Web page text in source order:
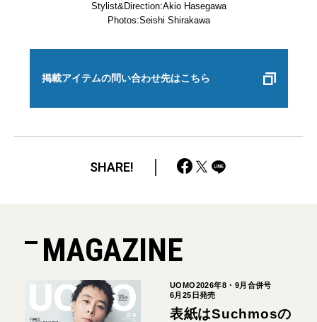
Stylist&Direction:Akio Hasegawa
Photos:Seishi Shirakawa
掲載アイテムの問い合わせ先はこちら
SHARE!
MAGAZINE
UOMO2026年8・9月合併号
6月25日発売
表紙はSuchmosの